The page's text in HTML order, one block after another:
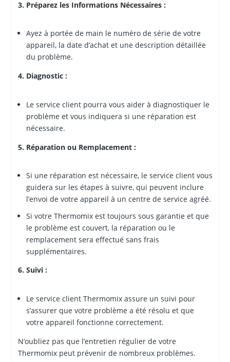
3. Préparez les Informations Nécessaires :
Ayez à portée de main le numéro de série de votre
appareil, la date d’achat et une description détaillée
du problème.
4. Diagnostic :
Le service client pourra vous aider à diagnostiquer le
problème et vous indiquera si une réparation est
nécessaire.
5. Réparation ou Remplacement :
Si une réparation est nécessaire, le service client vous
guidera sur les étapes à suivre, qui peuvent inclure
l’envoi de votre appareil à un centre de service agréé.
Si votre Thermomix est toujours sous garantie et que
le problème est couvert, la réparation ou le
remplacement sera effectué sans frais
supplémentaires.
6. Suivi :
Le service client Thermomix assure un suivi pour
s’assurer que votre problème a été résolu et que
votre appareil fonctionne correctement.
N’oubliez pas que l’entretien régulier de votre
Thermomix peut prévenir de nombreux problèmes.